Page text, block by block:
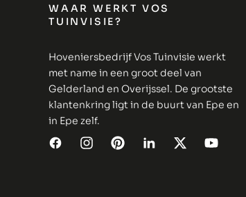
WAAR WERKT VOS
TUINVISIE?
Hoveniersbedrijf Vos Tuinvisie werkt
met name in een groot deel van
Gelderland en Overijssel. De grootste
klantenkring ligt in de buurt van Epe en
in Epe zelf.